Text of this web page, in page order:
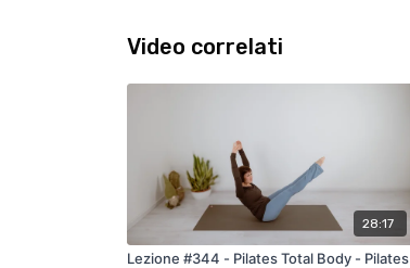
Video correlati
28:17
Lezione #344 - Pilates Total Body - Pilates